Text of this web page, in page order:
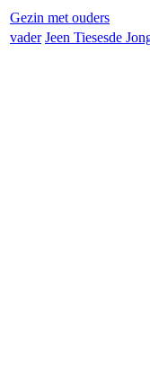
Gezin met ouders
vader Jeen Tiesesde